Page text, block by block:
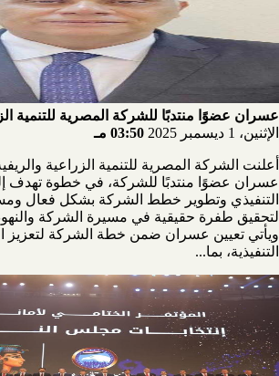
عسران عضوًا منتدبًا للشركة المصرية للتنمية
الإثنين، 1 ديسمبر 2025
03:50 مـ
أعلنت الشركة المصرية للتنمية الزراعية
عسران عضوًا منتدبًا للشركة، في خطوة تهدف
التنفيذي وتطوير خطط الشركة بشكل فعال
لتحقيق طفرة حقيقية في مسيرة الشركة
ويأتي تعيين عسران ضمن خطة الشركة لتعزيز
التنفيذية، بما...